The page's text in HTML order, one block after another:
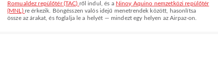
Romualdez repülőtér (TAC) ről indul, és a Ninoy Aquino nemzetközi repülőtér
(MNL) re érkezik. Böngésszen valós idejű menetrendek között, hasonlítsa
össze az árakat, és foglalja le a helyét — mindezt egy helyen az Airpaz-on.